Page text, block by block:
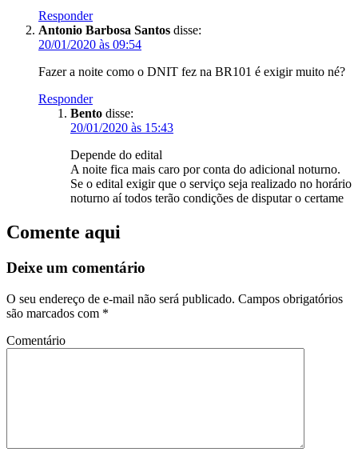
Responder
Antonio Barbosa Santos disse:
20/01/2020 às 09:54
Fazer a noite como o DNIT fez na BR101 é exigir muito né?
Responder
Bento disse:
20/01/2020 às 15:43
Depende do edital
A noite fica mais caro por conta do adicional noturno.
Se o edital exigir que o serviço seja realizado no horário
noturno aí todos terão condições de disputar o certame
Comente aqui
Deixe um comentário
O seu endereço de e-mail não será publicado. Campos obrigatórios
são marcados com *
Comentário